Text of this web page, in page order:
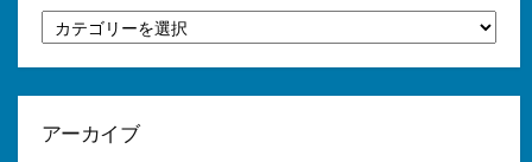
テ
ゴ
アーカイブ